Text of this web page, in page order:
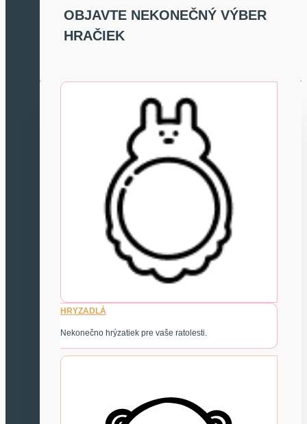
OBJAVTE NEKONEČNÝ VÝBER
HRAČIEK
HRYZADLÁ
Nekonečno hrýzatiek pre vaše ratolesti.